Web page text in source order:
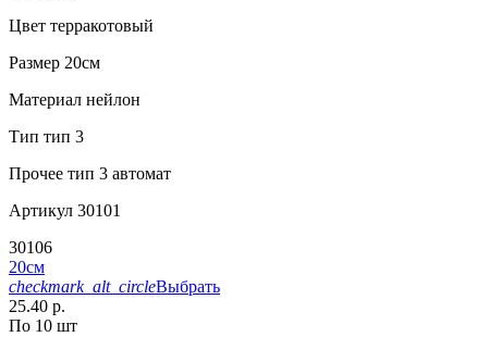
Цвет терракотовый
Размер 20см
Материал нейлон
Тип тип 3
Прочее тип 3 автомат
Артикул 30101
30106
20см
checkmark_alt_circleВыбрать
25.40 р.
По 10 шт